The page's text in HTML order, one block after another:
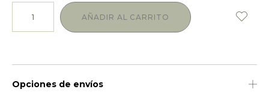
AÑADIR AL CARRITO
Opciones de envíos